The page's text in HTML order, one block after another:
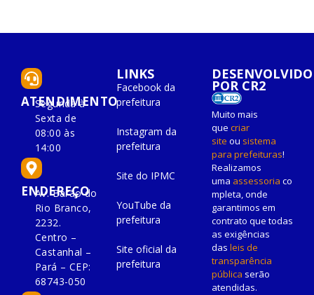
ATENDIMENTO
Segunda à
Sexta de
08:00 às
14:00
ENDEREÇO
Av. Barão do
Rio Branco,
2232.
Centro –
Castanhal –
Pará – CEP:
68743-050
LINKS
Facebook da
prefeitura
Instagram da
prefeitura
Site do IPMC
YouTube da
prefeitura
Site oficial da
prefeitura
DESENVOLVIDO
POR CR2
Muito mais
que criar
site ou sistema
para prefeituras!
Realizamos
uma assessoria co
mpleta, onde
garantimos em
contrato que todas
as exigências
das leis de
transparência
pública serão
atendidas.